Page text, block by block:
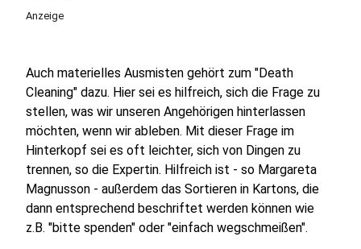
Anzeige
Auch materielles Ausmisten gehört zum "Death
Cleaning" dazu. Hier sei es hilfreich, sich die Frage zu
stellen, was wir unseren Angehörigen hinterlassen
möchten, wenn wir ableben. Mit dieser Frage im
Hinterkopf sei es oft leichter, sich von Dingen zu
trennen, so die Expertin. Hilfreich ist - so Margareta
Magnusson - außerdem das Sortieren in Kartons, die
dann entsprechend beschriftet werden können wie
z.B. "bitte spenden" oder "einfach wegschmeißen".